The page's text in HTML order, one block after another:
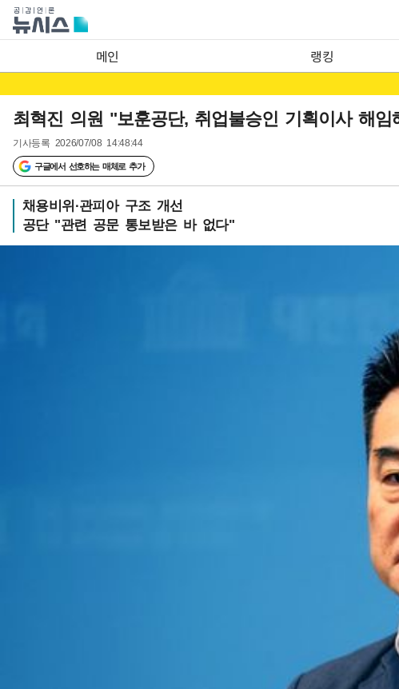
메인 랭킹
최혁진 의원 "보훈공단, 취업불승인 기획이사 해임
기사등록 2026/07/08 14:48:44
구글에서 선호하는 매체로 추가
채용비위·관피아 구조 개선
공단 "관련 공문 통보받은 바 없다"